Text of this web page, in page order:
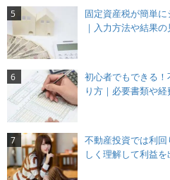
5
固定資産税が簡単に
｜入力方法や結果の
6
初心者でもできる
り方｜必要書類や
7
不動産投資では利
しく理解して利益